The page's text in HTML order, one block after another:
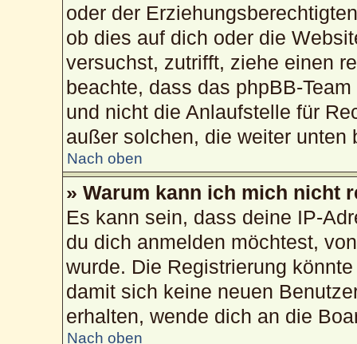
oder der
ob dies auf dich oder die
versuchst, zutrifft, ziehe einen
beachte, dass das phpBB-
und nicht die Anlaufstelle für
außer solchen, die weiter unten
Nach oben
» Warum kann ich mich nicht
Es kann sein, dass deine IP-
du dich anmelden möchtest,
wurde. Die Registrierung
damit sich keine neuen
erhalten, wende dich an die
Nach oben